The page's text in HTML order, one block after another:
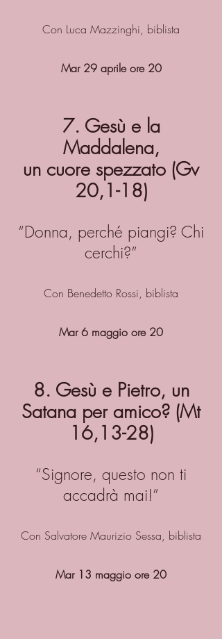
Con Luca Mazzinghi, biblista
Mar 29 aprile ore 20
7. Gesù e la
Maddalena,
un cuore spezzato (Gv
20,1-18)
“Donna, perché piangi? Chi
cerchi?”
Con Benedetto Rossi, biblista
Mar 6 maggio ore 20
8. Gesù e Pietro, un
Satana per amico? (Mt
16,13-28)
“Signore, questo non ti
accadrà mai!”
Con Salvatore Maurizio Sessa, biblista
Mar 13 maggio ore 20